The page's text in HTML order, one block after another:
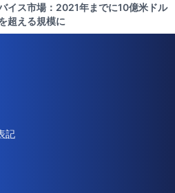
イス市場：2021年までに10億米ドル
超える規模に
記